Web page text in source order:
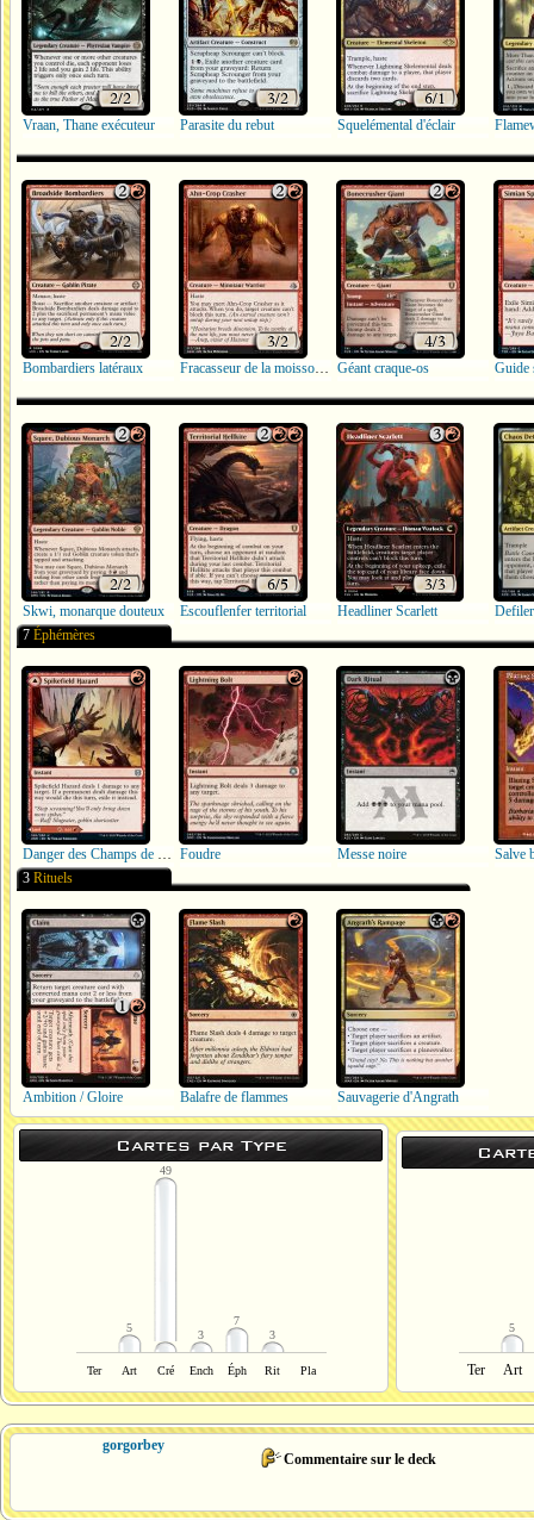
Vraan, Thane exécuteur Parasite du rebut Squelémental d'éclair
Bombardiers latéraux Fracasseur de la moisson Ahn Géant craque-os Guide
Skwi, monarque douteux Escouflenfer territorial Headliner Scarlett
7 Éphémères
Danger des Champs de pics Foudre Messe noire
Salve
3 Rituels
Ambition / Gloire Balafre de flammes Sauvagerie d'Angrath
Cartes par Type
5
49
3
7
3
Ter Art Cré Ench Éph Rit Pla
5
Ter Art
gorgorbey
Commentaire sur le deck